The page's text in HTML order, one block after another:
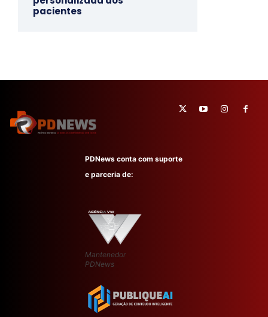
pacientes
PDNews conta com suporte
e parceria de:
Mantenedor
PDNews